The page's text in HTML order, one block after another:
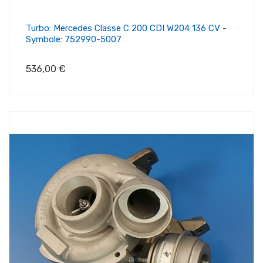
Turbo: Mercedes Classe C 200 CDI W204 136 CV -
Symbole: 752990-5007
Prix
536,00 €